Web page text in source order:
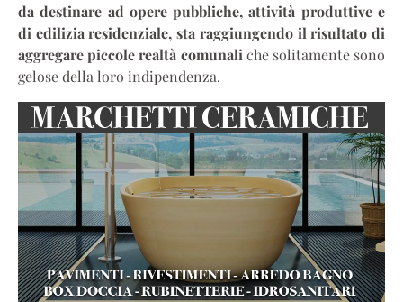
da destinare ad opere pubbliche, attività produttive e
di edilizia residenziale, sta raggiungendo il risultato di
aggregare piccole realtà comunali che solitamente sono
gelose della loro indipendenza.